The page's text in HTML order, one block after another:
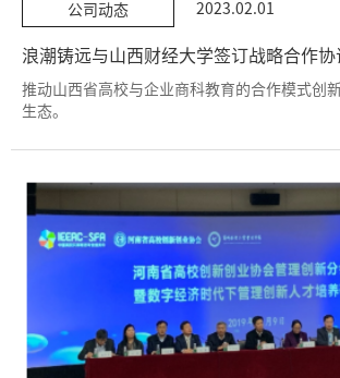
公司动态 2023.02.01
推动山西省高校与企业商科教育的合作模式创
生态。